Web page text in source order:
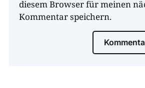
diesem Browser für meinen
Kommentar speichern.